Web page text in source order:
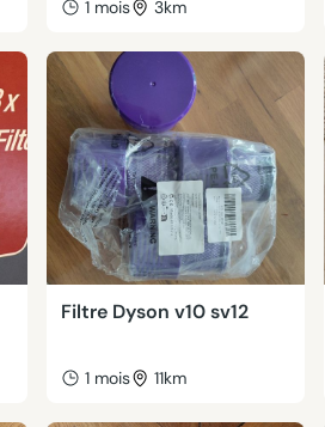
1 mois 3km
Filtre Dyson v10 sv12
1 mois 11km